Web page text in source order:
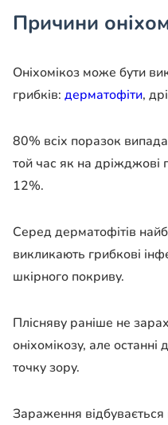
Причини
Оніхомікоз може бути
грибків: дерматофіти,
80% всіх поразок
той час як на дріжджові
12%.
Серед дерматофітів
викликають грибкові
шкірного покриву.
Плісняву раніше не
оніхомікозу, але
точку зору.
Зараження